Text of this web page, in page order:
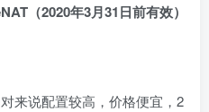
（2020年3月31日前有效）
来说配置较高，价格便宜，2